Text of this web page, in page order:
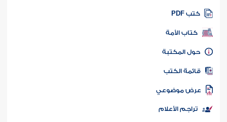
كتب PDF
كتاب الأمة
المكتبة
الكتب
موضوعي